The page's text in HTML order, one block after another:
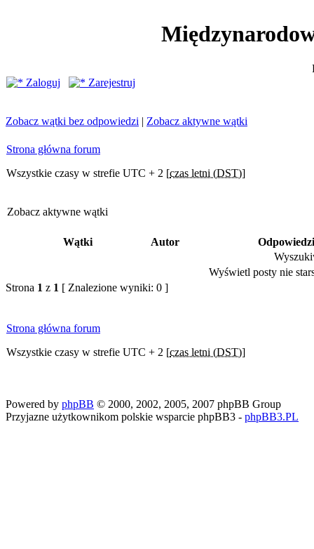
Zaloguj
Zarejestruj
Zobacz wątki bez odpowiedzi | Zobacz aktywne wątki
Strona główna forum
Wszystkie czasy w strefie UTC + 2 [czas letni (DST)]
Zobacz aktywne wątki
Wątki Autor
Wyświetl posty nie
Strona 1 z 1 [ Znalezione wyniki: 0 ]
Strona główna forum
Wszystkie czasy w strefie UTC + 2 [czas letni (DST)]
Powered by phpBB © 2000, 2002, 2005, 2007 phpBB Group
Przyjazne użytkownikom polskie wsparcie phpBB3 - phpBB3.PL